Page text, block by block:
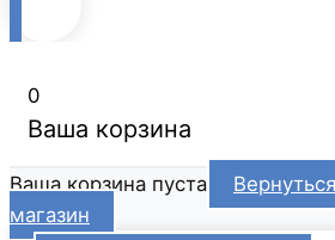
0
Ваша корзина
Ваша корзина пуста
магазин